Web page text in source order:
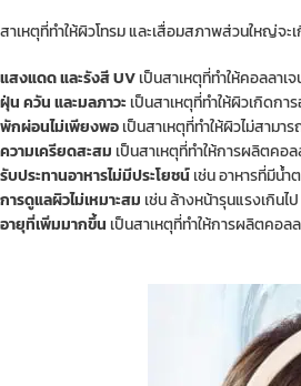
สาเหตุที่ทำให้ผิวโทรม และเสื่อมสภาพส่วนใหญ่จ
แสงแดด และรังสี UVเป็นสาเหตุที่ทำให้คอลลา
ฝุ่น ควัน และมลภาวะ เป็นสาเหตุที่ทำให้ผิวเกิดก
พักผ่อนไม่เพียงพอเป็นสาเหตุที่ทำให้ผิวไม่สาม
ความเครียดสะสม เป็นสาเหตุที่ทำให้การผลิตคอ
รับประทานอาหารไม่มีประโยชน์เช่น อาหารที่มีน้
การดูแลผิวไม่เหมาะสม เช่น ล้างหน้ารุนแรงเกิน
อายุที่เพิ่มมากขึ้น เป็นสาเหตุที่ทำให้การผลิตคอ